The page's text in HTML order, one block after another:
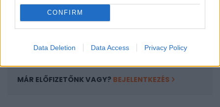
CONFIRM
Data Deletion Data Access Privacy Policy
Kötéslisták: BÉT elmúlt 2 év napon belüli
kötéslistái
Előfizetés
MÁR ELŐFIZETŐNK VAGY? BEJELENTKEZÉS